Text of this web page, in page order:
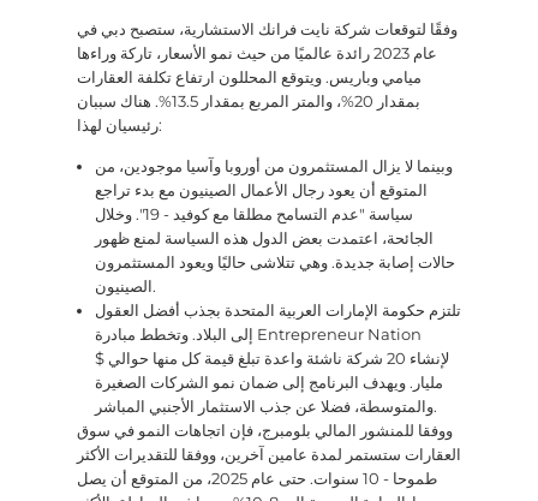
وفقًا لتوقعات شركة نايت فرانك الاستشارية، ستصبح دبي في
عام 2023 رائدة عالميًا من حيث نمو الأسعار، تاركة وراءها
ميامي وباريس. ويتوقع المحللون ارتفاع تكلفة العقارات
بمقدار 20%، والمتر المربع بمقدار 13.5%. هناك سببان
رئيسيان لهذا:
وبينما لا يزال المستثمرون من أوروبا وآسيا موجودين، من
المتوقع أن يعود رجال الأعمال الصينيون مع بدء تراجع
سياسة "عدم التسامح مطلقا مع كوفيد - 19". وخلال
الجائحة، اعتمدت بعض الدول هذه السياسة لمنع ظهور
حالات إصابة جديدة. وهي تتلاشى حاليًا ويعود المستثمرون
الصينيون.
تلتزم حكومة الإمارات العربية المتحدة بجذب أفضل العقول
إلى البلاد. وتخطط مبادرة Entrepreneur Nation
لإنشاء 20 شركة ناشئة واعدة تبلغ قيمة كل منها حوالي $
مليار. ويهدف البرنامج إلى ضمان نمو الشركات الصغيرة
والمتوسطة، فضلا عن جذب الاستثمار الأجنبي المباشر.
ووفقا للمنشور المالي بلومبرج، فإن اتجاهات النمو في سوق
العقارات ستستمر لمدة عامين آخرين، ووفقا للتقديرات الأكثر
طموحا - 10 سنوات. حتى عام 2025، من المتوقع أن يصل